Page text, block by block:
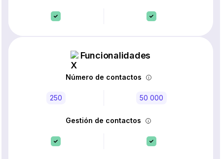
Funcionalidades
Número de contactos
250 50 000
Gestión de contactos